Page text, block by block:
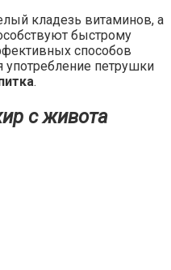
кладезь витаминов, а
быстрому
способов
употребление петрушки
.
с живота